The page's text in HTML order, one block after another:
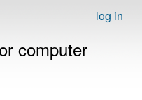
log in
computer